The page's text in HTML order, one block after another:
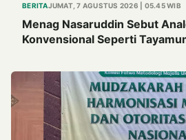
BERITAJUMAT, 7 AGUSTUS 2026 | 05.45 WIB
Menag Nasaruddin Sebut
Konvensional Seperti